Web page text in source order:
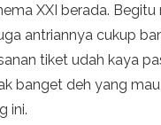
XXI berada. Begitu
antriannya cukup
tiket udah kaya
banget deh yang
ini.